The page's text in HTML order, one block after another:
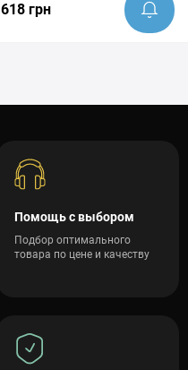
618 грн
Помощь с выбором
Подбор оптимального
товара по цене и качеству